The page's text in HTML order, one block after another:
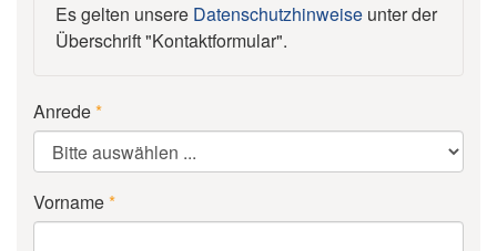
Es gelten unsere Datenschutzhinweise unter der
Überschrift "Kontaktformular".
Anrede*
Vorname*